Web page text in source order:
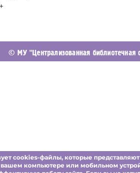
cookies-файлы, которые
компьютере или мобильном
© МУ "Централизованная библиотечная